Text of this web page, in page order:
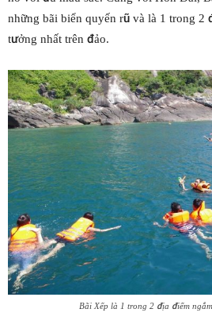
những bãi biển quyến rũ và là 1 trong 2
tưởng nhất trên đảo.
Bãi Xếp là 1 trong 2 địa điểm